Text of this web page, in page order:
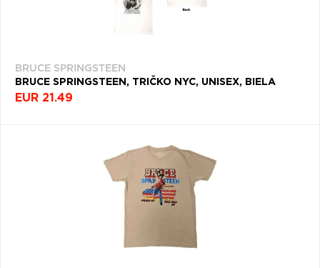
BRUCE SPRINGSTEEN
BRUCE SPRINGSTEEN, TRIČKO NYC, UNISEX, BIELA
EUR 21.49